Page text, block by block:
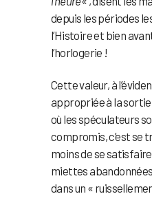
depuis les périodes
l’Histoire et bien
l’horlogerie !
Cette valeur, à
appropriée à la sortie
où les spéculateurs
compromis, c’est se
moins de se
miettes abandonnées
dans un «